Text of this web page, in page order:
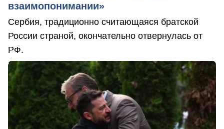
взаимопонимании»
Сербия, традиционно считающаяся братской
России страной, окончательно отвернулась от
РФ.